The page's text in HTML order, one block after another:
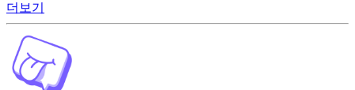
더보기